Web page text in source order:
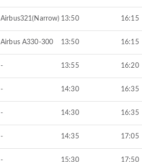
Airbus321(Narrow) 13:50 16:15
Airbus A330-300 13:50 16:15
- 13:55 16:20
- 14:30 16:35
- 14:30 16:35
- 14:35 17:05
- 15:30 17:50